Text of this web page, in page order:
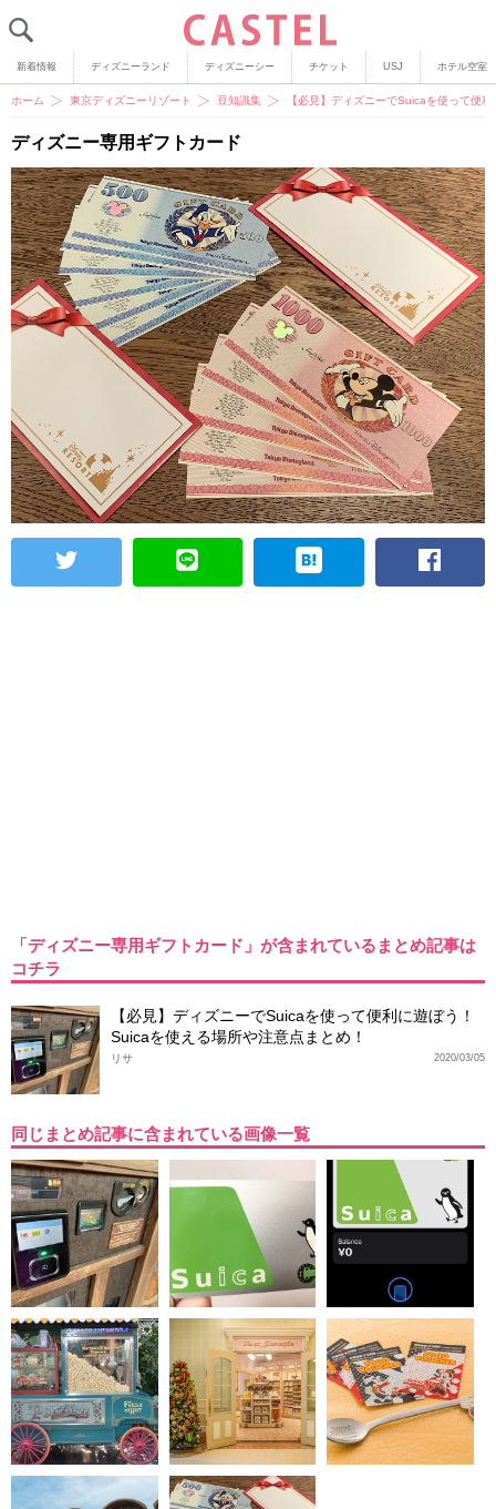
新着情報 ディズニーランド ディズニーシー チケット USJ ホテル空室
ホーム 東京ディズニーリゾート 豆知識集 【必見】ディズニーでSuicaを使って便
ディズニー専用ギフトカード
「ディズニー専用ギフトカード」が含まれているまとめ記事は
コチラ
【必見】ディズニーでSuicaを使って便利に遊ぼう！
Suicaを使える場所や注意点まとめ！
2020/03/05
リサ
同じまとめ記事に含まれている画像一覧